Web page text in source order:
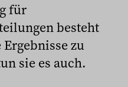
für
besteht
zu
sie es auch.